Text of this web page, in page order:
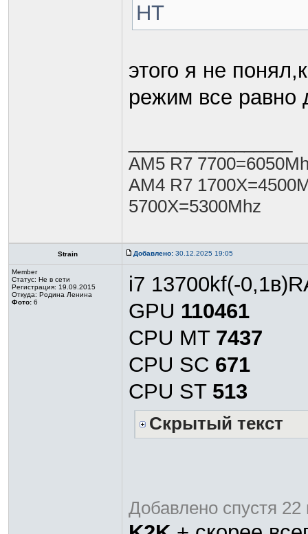
HT
этого я не
режим все равно
AM5 R7
AM4 R7
5700X=5300Mhz
Strain Добавлено: 30.12.2025 19:05
Member
Статус: Не в сети
Регистрация: 19.09.2015
Откуда: Родина Ленина
Фото: 6
i7 13700kf(-
GPU 110461
CPU MT 7437
CPU SC 671
CPU ST 513
Скрытый текст
Добавлено спустя